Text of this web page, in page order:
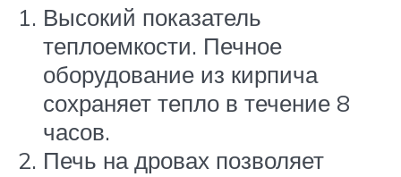
Высокий показатель
теплоемкости. Печное
оборудование из кирпича
сохраняет тепло в течение 8
часов.
Печь на дровах позволяет